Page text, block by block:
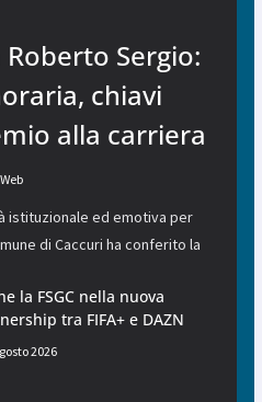
Sergio:
chiavi
alla carriera
istituzionale ed emotiva per
di Caccuri ha conferito la
la FSGC nella nuova
tra FIFA+ e DAZN
2026